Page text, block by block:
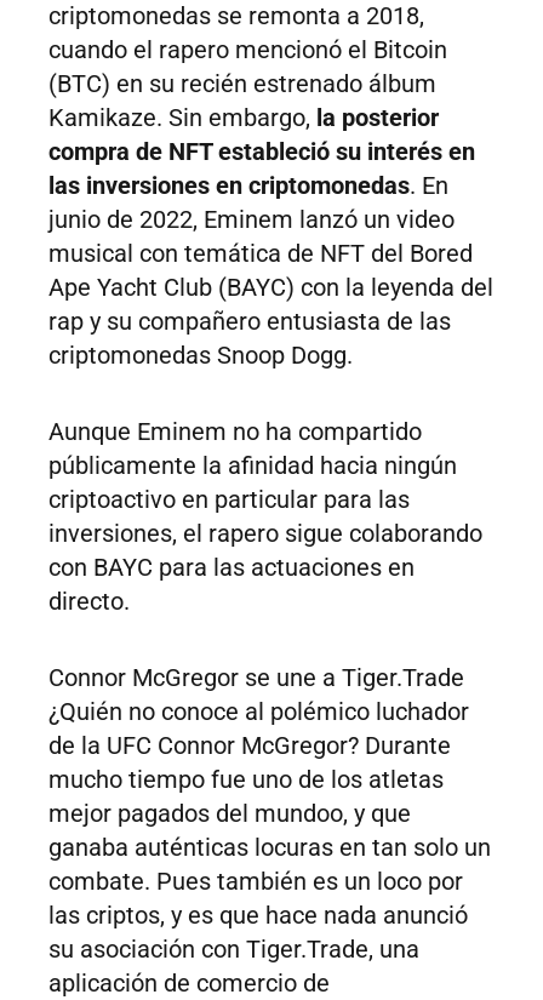
criptomonedas se remonta a 2018,
cuando el rapero mencionó el Bitcoin
(BTC) en su recién estrenado álbum
Kamikaze. Sin embargo, la posterior
compra de NFT estableció su interés en
las inversiones en criptomonedas. En
junio de 2022, Eminem lanzó un video
musical con temática de NFT del Bored
Ape Yacht Club (BAYC) con la leyenda del
rap y su compañero entusiasta de las
criptomonedas Snoop Dogg.
Aunque Eminem no ha compartido
públicamente la afinidad hacia ningún
criptoactivo en particular para las
inversiones, el rapero sigue colaborando
con BAYC para las actuaciones en
directo.
Connor McGregor se une a Tiger.Trade
¿Quién no conoce al polémico luchador
de la UFC Connor McGregor? Durante
mucho tiempo fue uno de los atletas
mejor pagados del mundoo, y que
ganaba auténticas locuras en tan solo un
combate. Pues también es un loco por
las criptos, y es que hace nada anunció
su asociación con Tiger.Trade, una
aplicación de comercio de